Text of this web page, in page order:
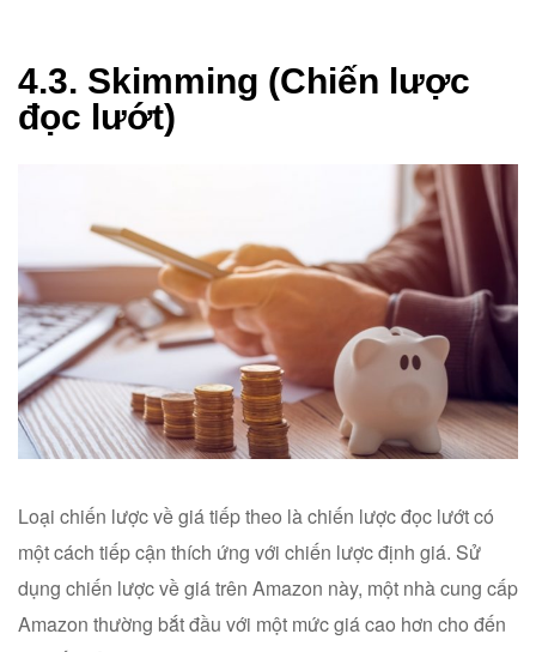
4.3. Skimming (Chiến lược
đọc lướt)
Loại chiến lược về giá tiếp theo là chiến lược đọc lướt có
một cách tiếp cận thích ứng với chiến lược định giá. Sử
dụng chiến lược về giá trên Amazon này, một nhà cung cấp
Amazon thường bắt đầu với một mức giá cao hơn cho đến